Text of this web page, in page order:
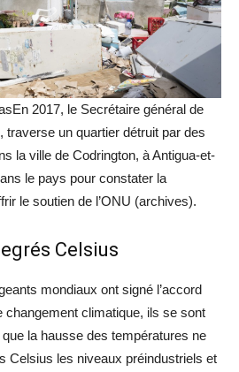
2017, le Secrétaire général de
traverse un quartier détruit par des
la ville de Codrington, à Antigua-et-
le pays pour constater la
le soutien de l’ONU (archives).
Celsius
mondiaux ont signé l’accord
changement climatique, ils se sont
la hausse des températures ne
Celsius les niveaux préindustriels et